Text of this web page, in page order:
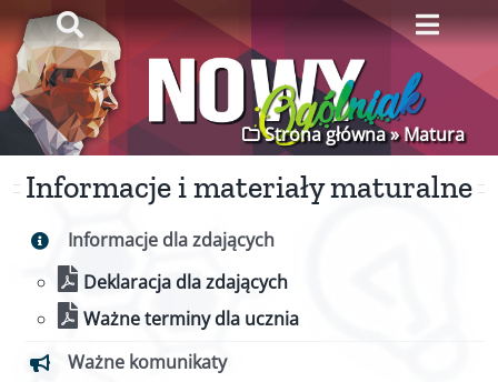
Przejdź
do
zawartości
Toggle
Navigation
Toggle
Strona główna
Stowarzyszenie
Rekrutacja
Wyniki
Szkoła
Strona główna»Matura
Informacje i materiały maturalne
Informacje dla zdających
Deklaracja dla zdających
Ważne terminy dla ucznia
Ważne komunikaty